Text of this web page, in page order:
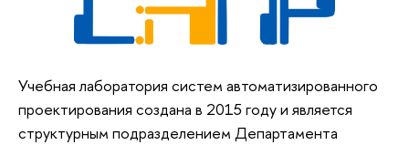
Учебная лаборатория систем автоматизированного
проектирования создана в 2015 году и является
структурным подразделением Департамента